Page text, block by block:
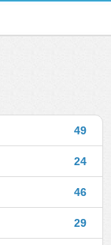
49
24
46
29